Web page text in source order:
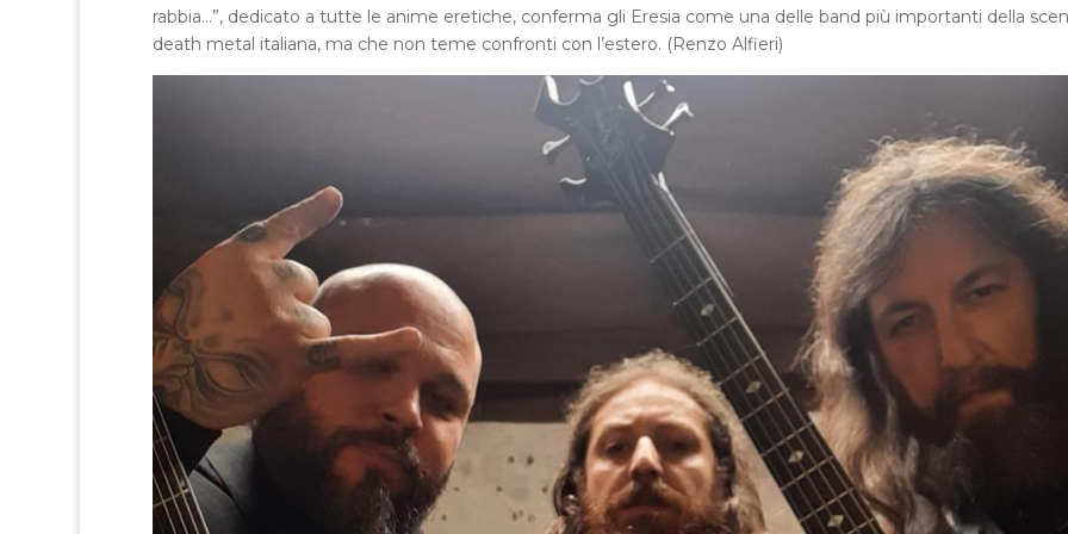
rabbia…”, dedicato a tutte le anime eretiche, conferma gli Eresia come una delle band più importanti della
death metal italiana, ma che non teme confronti con l’estero. (Renzo Alfieri)